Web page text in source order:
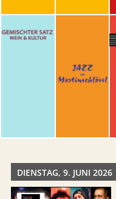
DIENSTAG, 9. JUNI 2026